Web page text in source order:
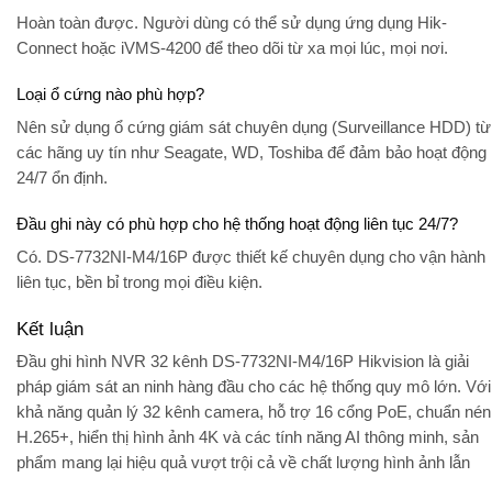
Hoàn toàn được. Người dùng có thể sử dụng ứng dụng Hik-
Connect hoặc iVMS-4200 để theo dõi từ xa mọi lúc, mọi nơi.
Loại ổ cứng nào phù hợp?
Nên sử dụng ổ cứng giám sát chuyên dụng (Surveillance HDD) từ
các hãng uy tín như Seagate, WD, Toshiba để đảm bảo hoạt động
24/7 ổn định.
Đầu ghi này có phù hợp cho hệ thống hoạt động liên tục 24/7?
Có. DS-7732NI-M4/16P được thiết kế chuyên dụng cho vận hành
liên tục, bền bỉ trong mọi điều kiện.
Kết luận
Đầu ghi hình NVR 32 kênh DS-7732NI-M4/16P Hikvision là giải
pháp giám sát an ninh hàng đầu cho các hệ thống quy mô lớn. Với
khả năng quản lý 32 kênh camera, hỗ trợ 16 cổng PoE, chuẩn nén
H.265+, hiển thị hình ảnh 4K và các tính năng AI thông minh, sản
phẩm mang lại hiệu quả vượt trội cả về chất lượng hình ảnh lẫn